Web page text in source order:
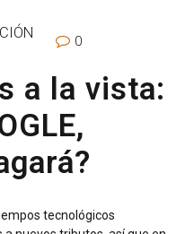
0
a la vista:
tecnológicos